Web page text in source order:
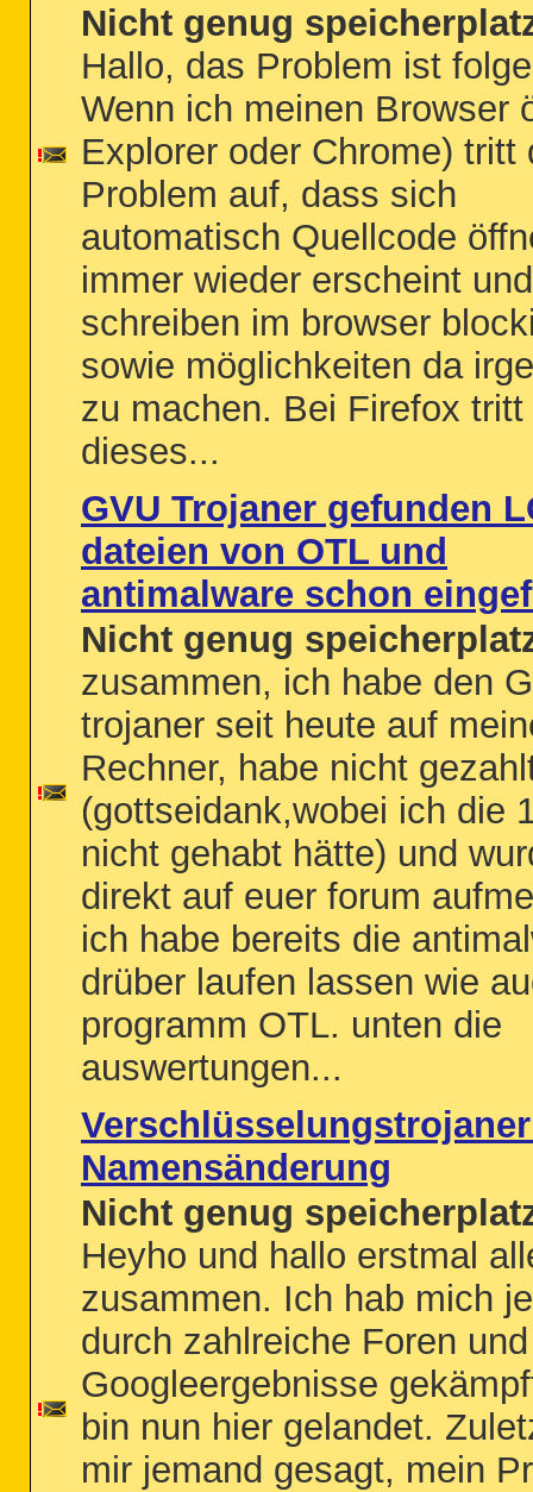
Nicht genug
Hallo, das Problem ist
Wenn ich meinen Browser
Explorer oder Chrome) tritt
Problem auf, dass sich
automatisch Quellcode
immer wieder erscheint
schreiben im browser
sowie möglichkeiten da
zu machen. Bei Firefox tritt
dieses...
GVU Trojaner gefunden
dateien von OTL und
antimalware schon
Nicht genug
zusammen, ich habe den
trojaner seit heute auf
Rechner, habe nicht
(gottseidank,wobei ich die
nicht gehabt hätte) und
direkt auf euer forum
ich habe bereits die
drüber laufen lassen wie
programm OTL. unten die
auswertungen...
Namensänderung
Nicht genug
Heyho und hallo erstmal
zusammen. Ich hab mich
durch zahlreiche Foren und
Googleergebnisse
bin nun hier gelandet.
mir jemand gesagt, mein